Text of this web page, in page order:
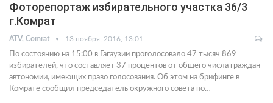
Фоторепортаж избирательного участка 36/3
г.Комрат
ATV, Comrat 13 ноября, 2016, 13:01
По состоянию на 15:00 в Гагаузии проголосовало 47 тысяч 869
избирателей, что составляет 37 процентов от общего числа граждан
автономии, имеющих право голосования. Об этом на брифинге в
Комрате сообщил председатель окружного совета по…